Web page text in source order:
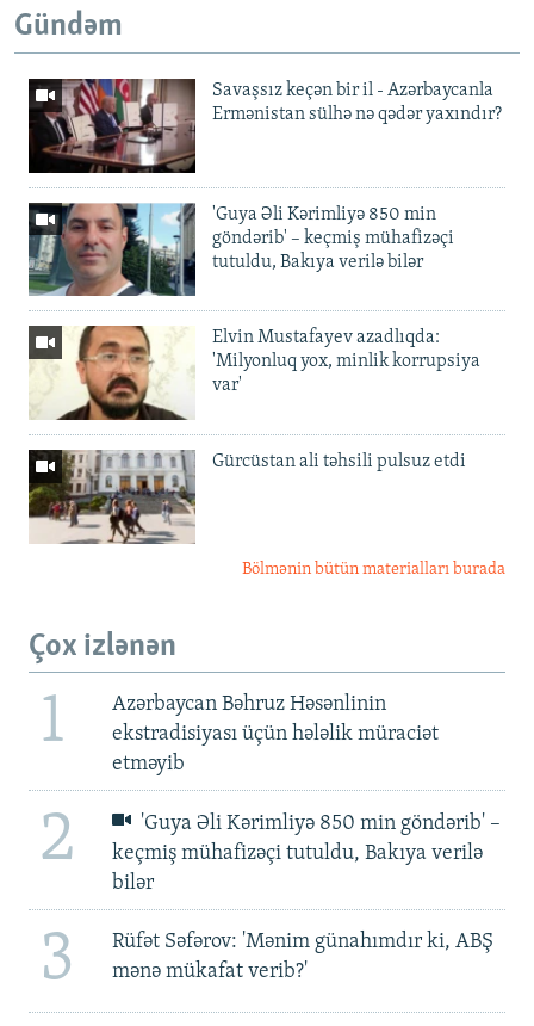
Gündəm
Savaşsız keçən bir il - Azərbaycanla
Ermənistan sülhə nə qədər yaxındır?
'Guya Əli Kərimliyə 850 min
göndərib' – keçmiş mühafizəçi
tutuldu, Bakıya verilə bilər
Elvin Mustafayev azadlıqda:
'Milyonluq yox, minlik korrupsiya
var'
Gürcüstan ali təhsili pulsuz etdi
Bölmənin bütün materialları burada
Çox izlənən
1
Azərbaycan Bəhruz Həsənlinin
ekstradisiyası üçün hələlik müraciət
etməyib
2
'Guya Əli Kərimliyə 850 min göndərib' –
keçmiş mühafizəçi tutuldu, Bakıya verilə
bilər
3
Rüfət Səfərov: 'Mənim günahımdır ki, ABŞ
mənə mükafat verib?'